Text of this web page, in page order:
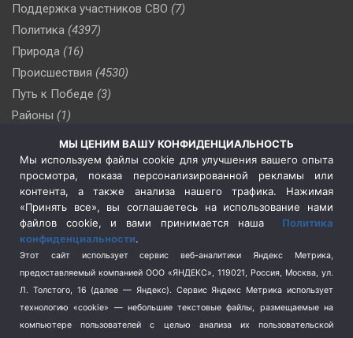
Поддержка участников СВО (7)
Политика (4397)
Природа (16)
Происшествия (4530)
Путь к Победе (3)
Районы (1)
(510)
Сельское хозяйство (3)
Социальная политика
(3)
Спецоперация в Украине
Спецоперация на Украине
(404)
Спорт (740)
Терроризм (1)
Транспорт (262)
Туризм (178)
МЫ ЦЕНИМ ВАШУ КОНФИДЕНЦИАЛЬНОСТЬ
Мы используем файлы cookie для улучшения вашего опыта
просмотра, показа персонализированной рекламы или
контента, а также анализа нашего трафика. Нажимая
«Принять все», вы соглашаетесь на использование нами
файлов cookie, и вами принимается наша Политика
конфиденциальности.
Этот сайт использует сервис веб-аналитики Яндекс Метрика,
предоставляемый компанией ООО «ЯНДЕКС», 119021, Россия, Москва, ул.
Л. Толстого, 16 (далее — Яндекс). Сервис Яндекс Метрика использует
технологию «cookie» — небольшие текстовые файлы, размещаемые на
компьютере пользователей с целью анализа их пользовательской